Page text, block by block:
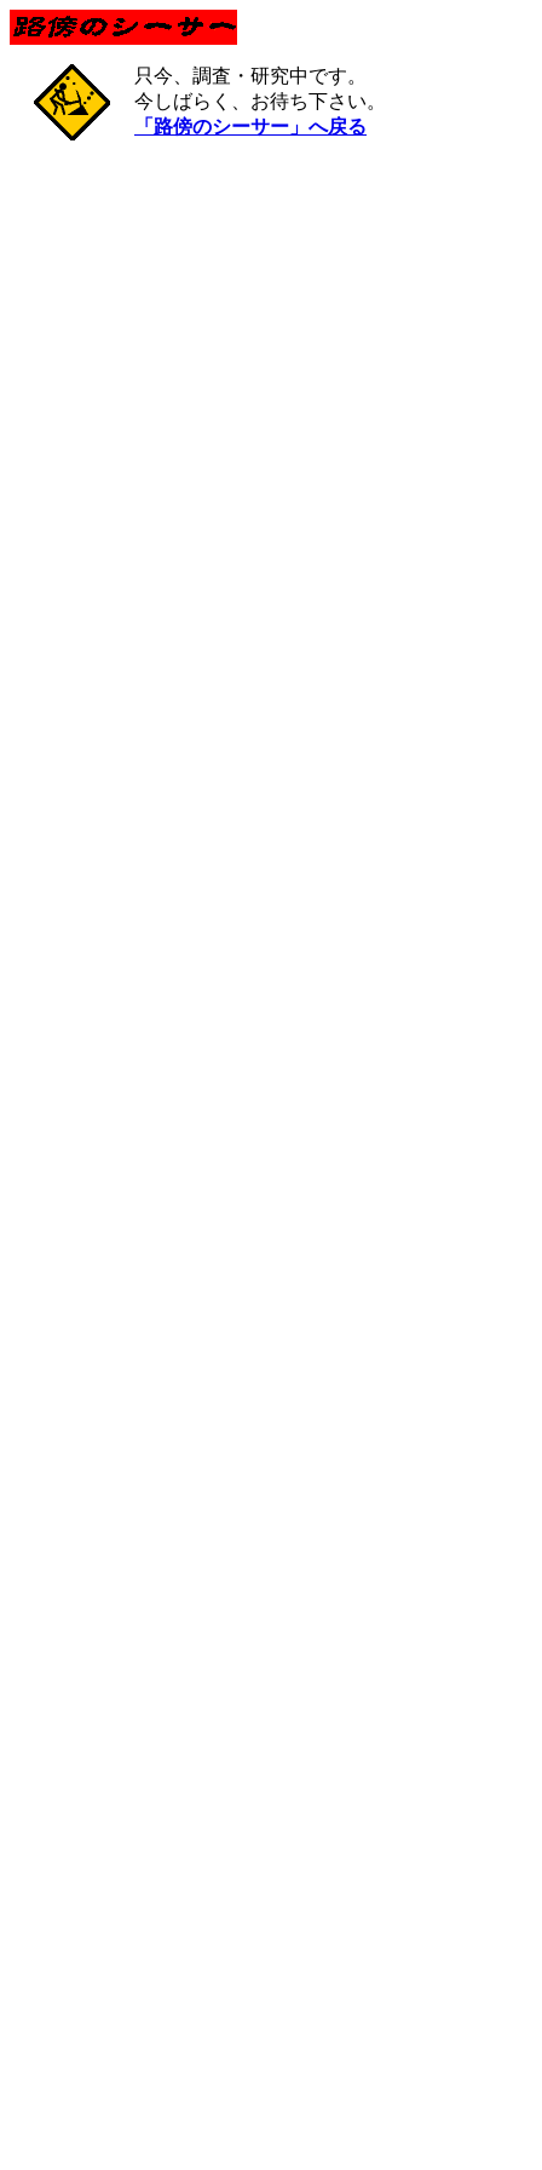
只今、調査・研究中です。
今しばらく、お待ち下さい。
「路傍のシーサー」へ戻る